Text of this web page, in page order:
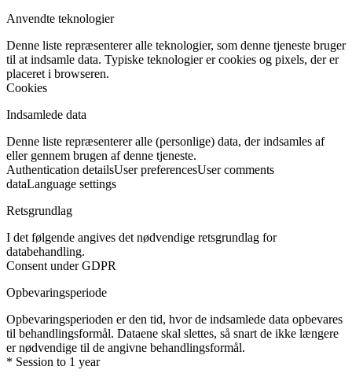
Anvendte teknologier
Denne liste repræsenterer alle teknologier, som denne tjeneste bruger
til at indsamle data. Typiske teknologier er cookies og pixels, der er
placeret i browseren.
Cookies
Indsamlede data
Denne liste repræsenterer alle (personlige) data, der indsamles af
eller gennem brugen af denne tjeneste.
Authentication detailsUser preferencesUser comments
dataLanguage settings
Retsgrundlag
I det følgende angives det nødvendige retsgrundlag for
databehandling.
Consent under GDPR
Opbevaringsperiode
Opbevaringsperioden er den tid, hvor de indsamlede data opbevares
til behandlingsformål. Dataene skal slettes, så snart de ikke længere
er nødvendige til de angivne behandlingsformål.
* Session to 1 year